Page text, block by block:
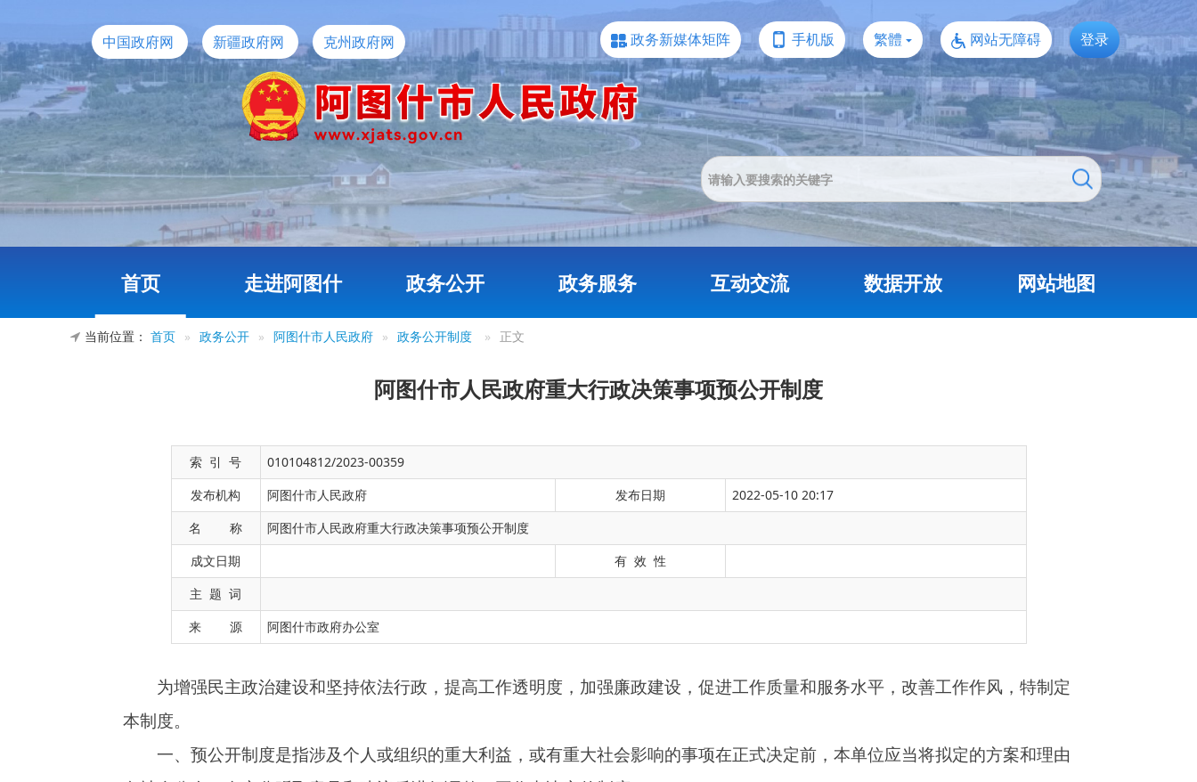
中国政府网 新疆政府网 克州政府网 政务新媒体矩阵 手机版 繁體 网站无障碍 登录
首页 走进阿图什 政务公开 政务服务 互动交流 数据开放 网站地图
当前位置： 首页 » 政务公开 » 阿图什市人民政府 » 政务公开制度 » 正文
阿图什市人民政府重大行政决策事项预公开制度
索 引 号
010104812/2023-00359
发布机构
阿图什市人民政府 发布日期
2022-05-10 20:17
名 称
阿图什市人民政府重大行政决策事项预公开制度
成文日期
有 效 性
主 题 词
来 源
阿图什市政府办公室
为增强民主政治建设和坚持依法行政，提高工作透明度，加强廉政建设，促进工作质量和服务水平，改善工作作风，特制定
一、预公开制度是指涉及个人或组织的重大利益，或有重大社会影响的事项在正式决定前，本单位应当将拟定的方案和理由
二、预公开以依法、及时、真实、公正和不影响决策为原则。
三、根据本单位实际，应实施预公开制度的事项有：